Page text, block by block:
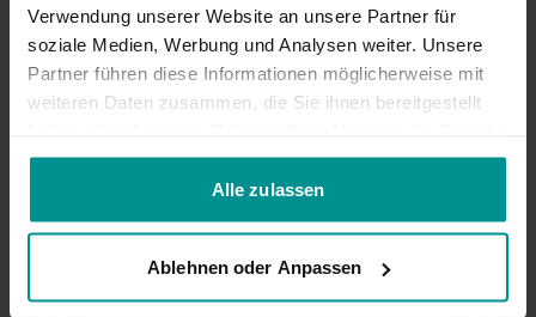
Verwendung unserer Website an unsere Partner für
soziale Medien, Werbung und Analysen weiter. Unsere
Partner führen diese Informationen möglicherweise mit
weiteren Daten zusammen, die Sie ihnen bereitgestellt
gesammelt haben.
Alle zulassen
Ablehnen oder Anpassen